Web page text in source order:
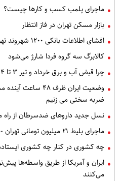
ماجرای پلمب کسب و کارها چیست؟
بازار مسکن تهران در فاز انتظار
افشای اطلاعات بانکی ۱۲۰۰ شهروند تهرانی در یک غرفه میوه و تره‌بار
کالابرگ سه گروه فردا شارژ می‌شود
چرا قبض آب و برق خرداد و تیر ۳ تا ۴ برابر شده؟
وضعیت ایران ظرف
ضربه سختی می زنیم
نسل جدید داروهای ضدسرطان از
ماجرای بلیط ۲۱ میلیون تومانی تهران - اصفهان چه بود؟
چه کشوری در کنار چه کشوری
ایران و آمریکا از طریق واسطه‌ها
می‌کنند